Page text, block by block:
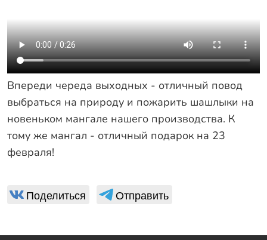
Впереди череда выходных - отличный повод
выбраться на природу и пожарить шашлыки на
новеньком мангале нашего производства. К
тому же мангал - отличный подарок на 23
февраля!
Поделиться Отправить